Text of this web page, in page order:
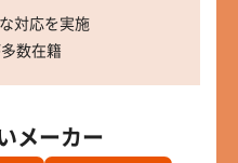
対応を実施
数在籍
メーカー